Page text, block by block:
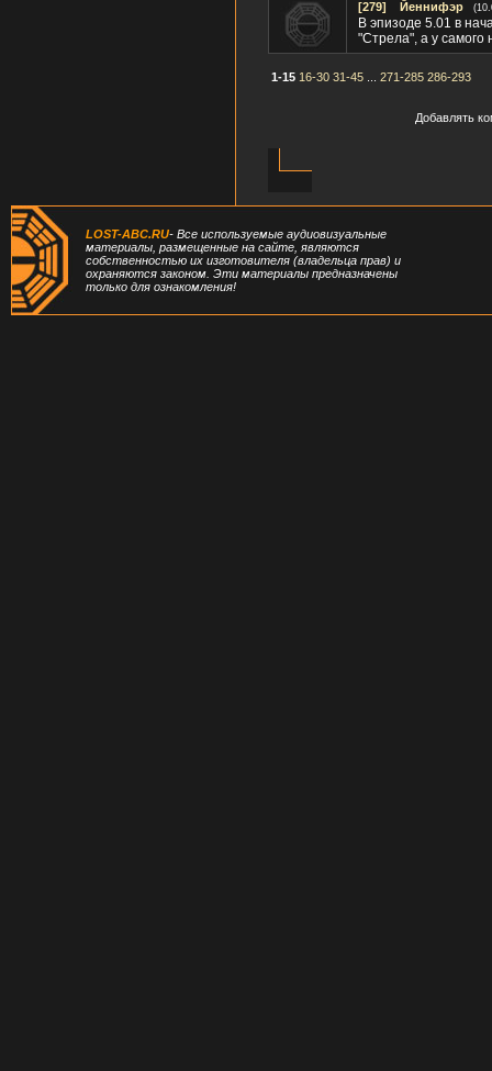
[279] Йеннифэр
В эпизоде 5.01 в
"Стрела", а у самого
1-15 16-30 31-45 271-285 286-293
Добавлять
LOST-ABC.RU- Все используемые аудиовизуальные
материалы, размещенные на сайте, являются
собственностью их изготовителя (владельца прав) и
охраняются законом. Эти материалы предназначены
только для ознакомления!